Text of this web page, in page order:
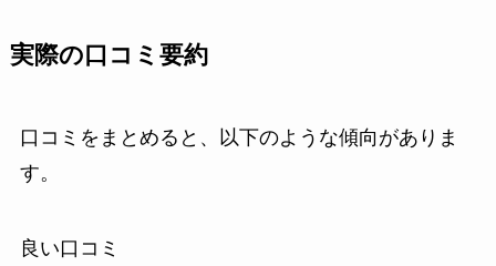
実際の口コミ要約
口コミをまとめると、以下のような傾向がありま
す。
良い口コミ